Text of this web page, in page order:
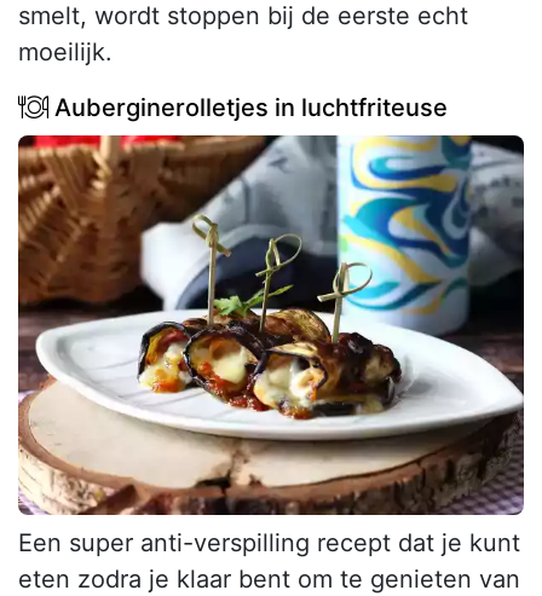
smelt, wordt stoppen bij de eerste echt
moeilijk.
Auberginerolletjes in luchtfriteuse
Een super anti-verspilling recept dat je kunt
eten zodra je klaar bent om te genieten van